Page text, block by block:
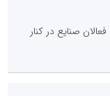
صنایع در کنار